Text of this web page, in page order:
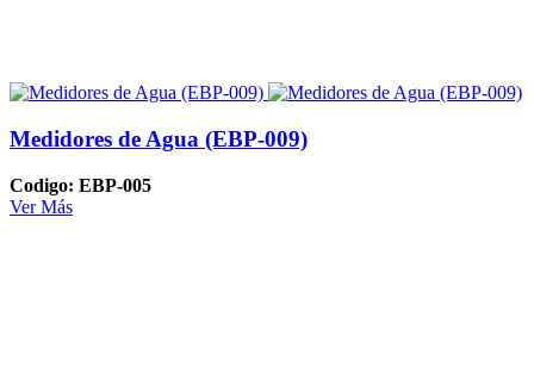
Medidores de Agua (EBP-009)
Codigo: EBP-005
Ver Más